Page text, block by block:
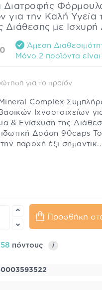
για την Καλή
Διάθεσης με Ισχυρή
Άμεση
Mόνο 2 προϊόντα
για το προϊόν
Complex
Ιχνοστοιχείων
& Ενίσχυση της
Δράση 90caps
την παροχή έξι
Προσθήκη
πόντους i